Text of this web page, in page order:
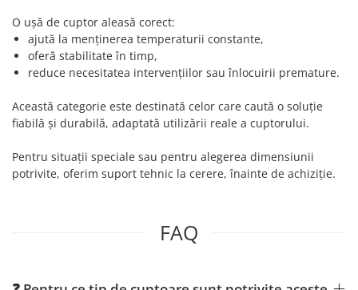
O ușă de cuptor aleasă corect:
ajută la menținerea temperaturii constante,
oferă stabilitate în timp,
reduce necesitatea intervențiilor sau înlocuirii premature.
Această categorie este destinată celor care caută o soluție
fiabilă și durabilă, adaptată utilizării reale a cuptorului.
Pentru situații speciale sau pentru alegerea dimensiunii
potrivite, oferim suport tehnic la cerere, înainte de achiziție.
FAQ